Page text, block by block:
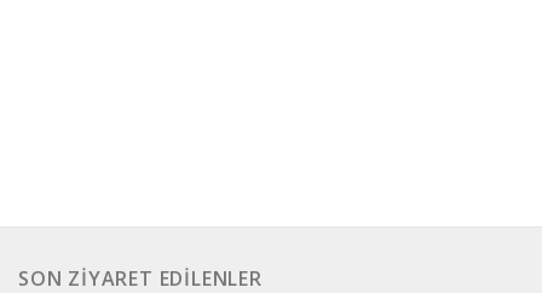
SON ZIYARET EDILENLER